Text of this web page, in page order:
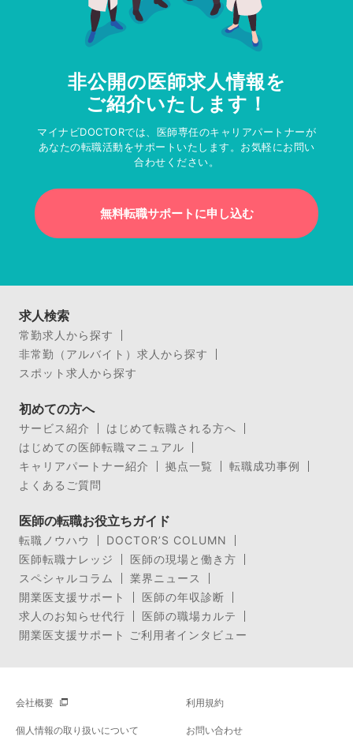
非公開の医師求人情報を
ご紹介いたします！
マイナビDOCTORでは、医師専任のキャリアパートナーが
あなたの転職活動をサポートいたします。お気軽にお問い
合わせください。
無料転職サポートに申し込む
求人検索
常勤求人から探す
非常勤（アルバイト）求人から探す
スポット求人から探す
初めての方へ
サービス紹介
はじめて転職される方へ
はじめての医師転職マニュアル
キャリアパートナー紹介
拠点一覧
転職成功事例
よくあるご質問
医師の転職お役立ちガイド
転職ノウハウ
DOCTOR’S COLUMN
医師転職ナレッジ
医師の現場と働き方
スペシャルコラム
業界ニュース
開業医支援サポート
医師の年収診断
求人のお知らせ代行
医師の職場カルテ
開業医支援サポート ご利用者インタビュー
会社概要 利用規約
個人情報の取り扱いについて お問い合わせ